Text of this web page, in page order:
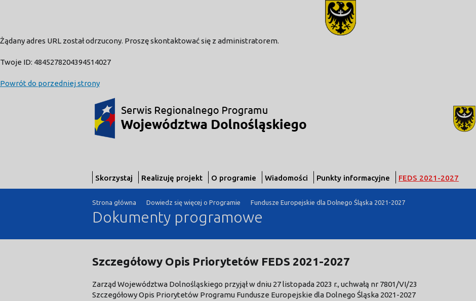
Żądany adres URL został odrzucony. Proszę skontaktować się z administratorem.
Twoje ID: 4845278204394514027
Powrót do porzedniej strony
Skorzystaj Realizuję projekt O programie Wiadomości Punkty informacyjne FEDS 2021-2027
Strona główna Dowiedz się więcej o Programie Fundusze Europejskie dla Dolnego Śląska 2021-2027
Dokumenty programowe
Szczegółowy Opis Priorytetów FEDS 2021-2027
Zarząd Województwa Dolnośląskiego przyjął w dniu 27 listopada 2023 r., uchwałą nr 7801/VI/23
Szczegółowy Opis Priorytetów Programu Fundusze Europejskie dla Dolnego Śląska 2021-2027
modal-check